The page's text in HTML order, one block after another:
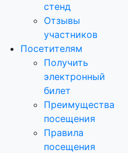
стенд
Отзывы
участников
Посетителям
Получить
электронный
билет
Преимущества
посещения
Правила
посещения